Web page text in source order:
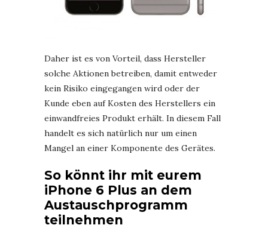
Daher ist es von Vorteil, dass Hersteller
solche Aktionen betreiben, damit entweder
kein Risiko eingegangen wird oder der
Kunde eben auf Kosten des Herstellers ein
einwandfreies Produkt erhält. In diesem Fall
handelt es sich natürlich nur um einen
Mangel an einer Komponente des Gerätes.
So könnt ihr mit eurem
iPhone 6 Plus an dem
Austauschprogramm
teilnehmen